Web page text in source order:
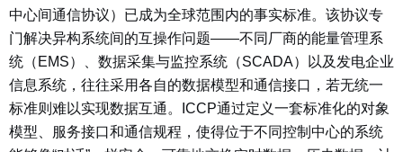
中心间通信协议）已成为全球范围内的事实标准。该协议专
门解决异构系统间的互操作问题——不同厂商的能量管理系
统（EMS）、数据采集与监控系统（SCADA）以及发电企业
信息系统，往往采用各自的数据模型和通信接口，若无统一
标准则难以实现数据互通。ICCP通过定义一套标准化的对象
模型、服务接口和通信规程，使得位于不同控制中心的系统